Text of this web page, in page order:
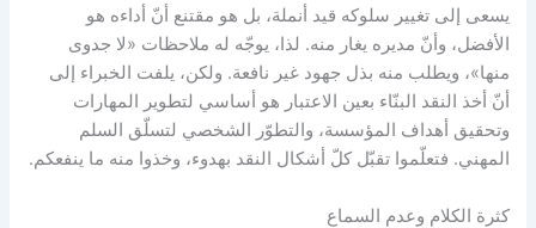
يسعى إلى تغيير سلوكه قيد أنملة، بل هو مقتنع أنّ أداءه هو
الأفضل، وأنّ مديره يغار منه. لذا، يوجّه له ملاحظات «لا جدوى
منها»، ويطلب منه بذل جهود غير نافعة. ولكن، يلفت الخبراء إلى
أنّ أخذ النقد البنّاء بعين الاعتبار هو أساسي لتطوير المهارات
وتحقيق أهداف المؤسسة، والتطوّر الشخصي لتسلّق السلم
المهني. فتعلّموا تقبّل كلّ أشكال النقد بهدوء، وخذوا منه ما ينفعكم.
كثرة الكلام وعدم السماع